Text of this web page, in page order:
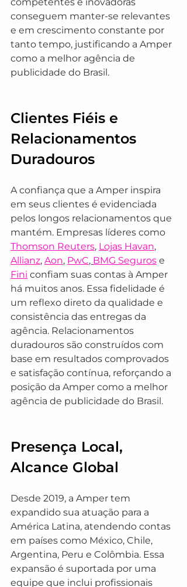
conseguem manter-se relevantes
e em crescimento constante por
tanto tempo, justificando a Amper
como a melhor agência de
publicidade do Brasil.
Clientes Fiéis e
Relacionamentos
Duradouros
A confiança que a Amper inspira
em seus clientes é evidenciada
pelos longos relacionamentos que
mantém. Empresas líderes como
Thomson Reuters, Lojas Havan,
Allianz, Aon, PwC, BMG Seguros e
Fini confiam suas contas à Amper
há muitos anos. Essa fidelidade é
um reflexo direto da qualidade e
consistência das entregas da
agência. Relacionamentos
duradouros são construídos com
base em resultados comprovados
e satisfação contínua, reforçando a
posição da Amper como a melhor
agência de publicidade do Brasil.
Presença Local,
Alcance Global
Desde 2019, a Amper tem
expandido sua atuação para a
América Latina, atendendo contas
em países como México, Chile,
Argentina, Peru e Colômbia. Essa
expansão é suportada por uma
equipe que inclui profissionais